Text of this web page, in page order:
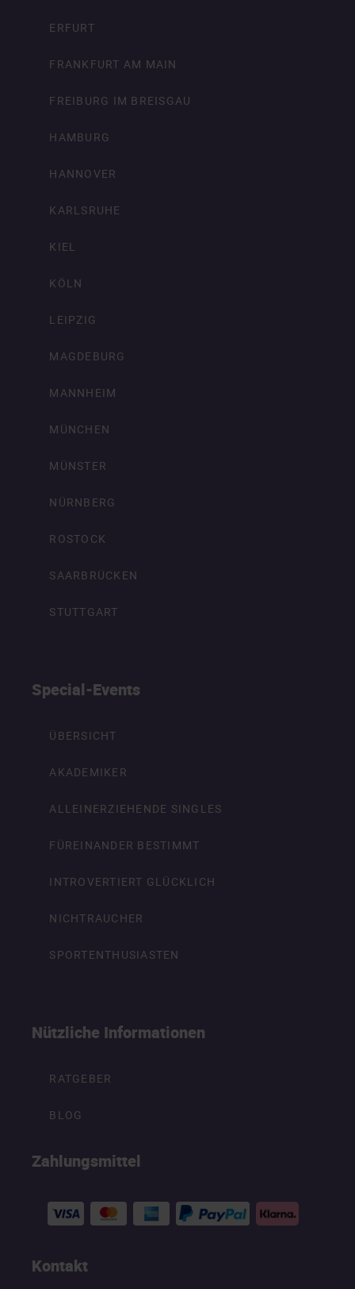
ERFURT
FRANKFURT AM MAIN
FREIBURG IM BREISGAU
HAMBURG
HANNOVER
KARLSRUHE
KIEL
KÖLN
LEIPZIG
MAGDEBURG
MANNHEIM
MÜNCHEN
MÜNSTER
NÜRNBERG
ROSTOCK
SAARBRÜCKEN
STUTTGART
Special-Events
ÜBERSICHT
AKADEMIKER
ALLEINERZIEHENDE SINGLES
FÜREINANDER BESTIMMT
INTROVERTIERT GLÜCKLICH
NICHTRAUCHER
SPORTENTHUSIASTEN
Nützliche Informationen
RATGEBER
BLOG
Zahlungsmittel
Kontakt